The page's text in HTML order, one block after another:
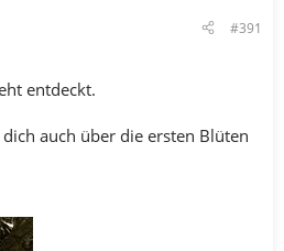
#391
entdeckt.
auch über die ersten Blüten